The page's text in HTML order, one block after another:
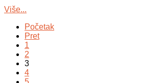
Više...
Početak
Pret
1
2
3
4